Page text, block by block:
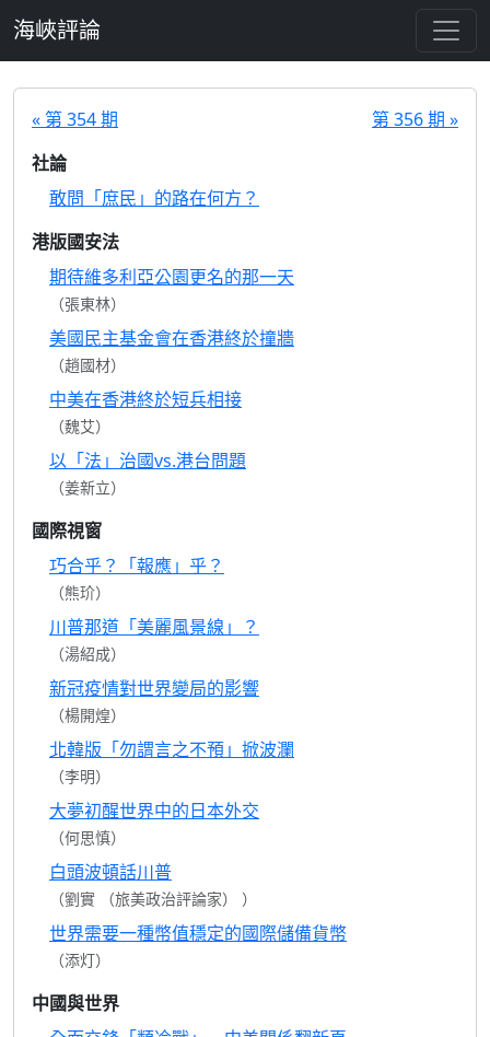
海峽評論
« 第 354 期
第 356 期 »
社論
敢問「庶民」的路在何方？
港版國安法
期待維多利亞公園更名的那一天
（張東林）
美國民主基金會在香港終於撞牆
（趙國材）
中美在香港終於短兵相接
（魏艾）
以「法」治國vs.港台問題
（姜新立）
國際視窗
巧合乎？「報應」乎？
（熊玠）
川普那道「美麗風景線」？
（湯紹成）
新冠疫情對世界變局的影響
（楊開煌）
北韓版「勿謂言之不預」掀波瀾
（李明）
大夢初醒世界中的日本外交
（何思慎）
白頭波頓話川普
（劉實 （旅美政治評論家） ）
世界需要一種幣值穩定的國際儲備貨幣
（添灯）
中國與世界